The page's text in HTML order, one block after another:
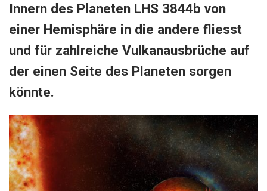
Innern des Planeten LHS 3844b von
einer Hemisphäre in die andere fliesst
und für zahlreiche Vulkanausbrüche auf
der einen Seite des Planeten sorgen
könnte.